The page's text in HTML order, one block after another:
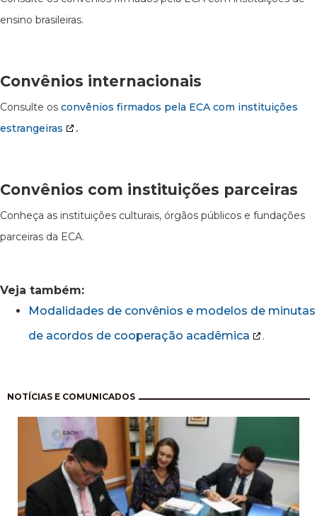
ensino brasileiras.
Convênios internacionais
Consulte os convênios firmados pela ECA com instituições
estrangeiras
.
Convênios com instituições parceiras
Conheça as instituições culturais, órgãos públicos e fundações
parceiras da ECA.
Veja também:
Modalidades de convênios e modelos de minutas
de acordos de cooperação acadêmica
.
NOTÍCIAS E COMUNICADOS
Paginación